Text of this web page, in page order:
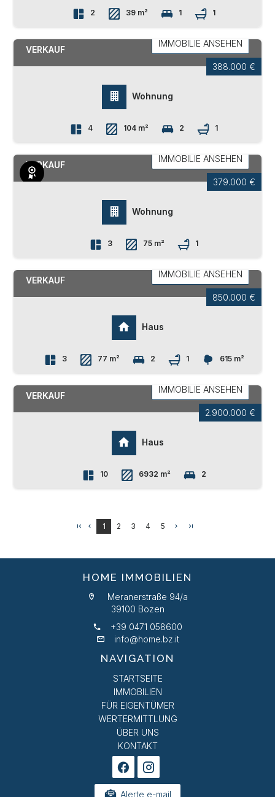
2 39 m² 1 1
388.000 €
VERKAUF
IMMOBILIE ANSEHEN
Wohnung
4 104 m² 2 1
379.000 €
VERKAUF
IMMOBILIE ANSEHEN
Wohnung
3 75 m² 1
850.000 €
VERKAUF
IMMOBILIE ANSEHEN
Haus
3 77 m² 2 1 615 m²
2.900.000 €
VERKAUF
IMMOBILIE ANSEHEN
Haus
10 6932 m² 2
1 2 3 4 5
HOME IMMOBILIEN
Meranerstraße 94/a
39100 Bozen
+39 0471 058600
info@home.bz.it
NAVIGATION
STARTSEITE
IMMOBILIEN
FÜR EIGENTÜMER
WERTERMITTLUNG
ÜBER UNS
KONTAKT
Alerte e-mail